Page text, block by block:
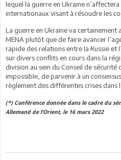
lequel la guerre en Ukraine
internationaux visant à résoudre les
La guerre en Ukraine va certainement
MENA plutôt que de faire avancer
rapide des relations entre la Russie et
sur divers conflits en cours dans la
division au sein du Conseil de
impossible, de parvenir à un
règlement des différentes crises dans
(*) Conférence donnée dans le cadre du
Allemand de l’Orient, le 16 mars 2022